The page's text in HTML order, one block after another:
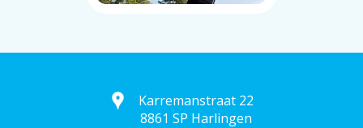
Karremanstraat 22
8861 SP Harlingen